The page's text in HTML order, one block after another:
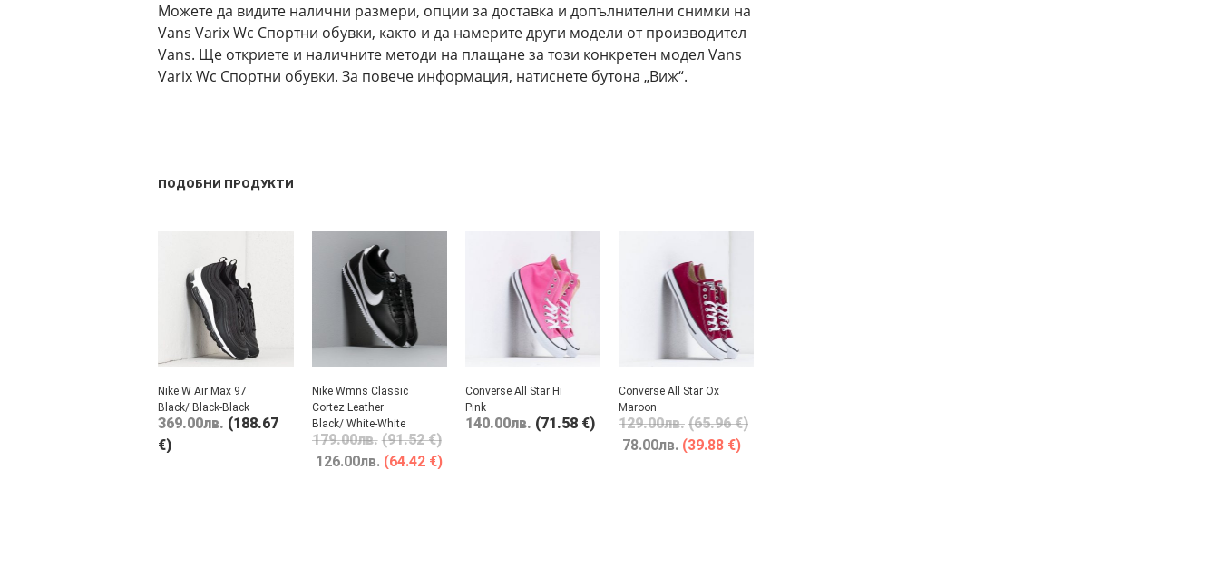
Можете да видите налични размери, опции за доставка и допълнителни снимки на
Vans Varix Wc Спортни обувки, както и да намерите други модели от производител
Vans. Ще откриете и наличните методи на плащане за този конкретен модел Vans
Varix Wc Спортни обувки. За повече информация, натиснете бутона „Виж“.
ПОДОБНИ ПРОДУКТИ
Nike W Air Max 97
Black/ Black-Black
369.00лв. (188.67
€)
Nike Wmns Classic
Cortez Leather
Black/ White-White
179.00лв. (91.52 €)
126.00лв. (64.42 €)
Converse All Star Hi
Pink
140.00лв. (71.58 €)
Converse All Star Ox
Maroon
129.00лв. (65.96 €)
78.00лв. (39.88 €)